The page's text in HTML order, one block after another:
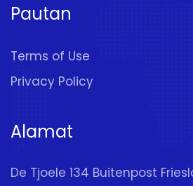
Pautan
Terms of Use
Privacy Policy
Alamat
De Tjoele 134 Buitenpost